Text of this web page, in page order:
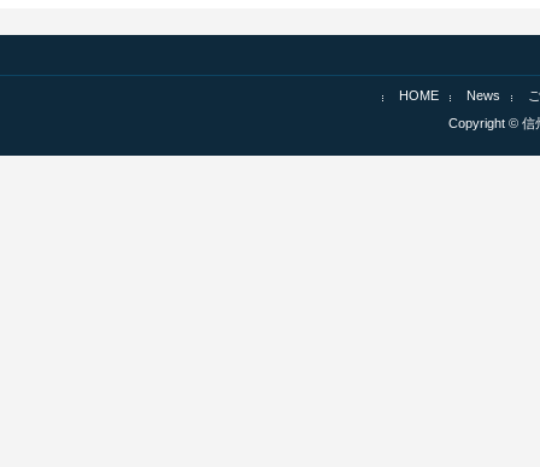
HOME News
Copyright © 信